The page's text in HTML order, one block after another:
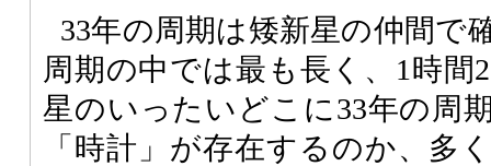
33年の周期は矮新星の仲間で
周期の中では最も長く、1時間
星のいったいどこに33年の周
「時計」が存在するのか、多